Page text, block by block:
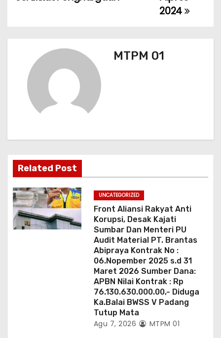
s
2024
MTPM 01
Related Post
UNCATEGORIZED
Front Aliansi Rakyat Anti
Korupsi, Desak Kajati
Sumbar Dan Menteri PU
Audit Material PT. Brantas
Abipraya Kontrak No :
06.Nopember 2025 s.d 31
Maret 2026 Sumber Dana:
APBN Nilai Kontrak : Rp
76.130.630.000.00,- Diduga
Ka.Balai BWSS V Padang
Tutup Mata
Agu 7, 2026 MTPM 01